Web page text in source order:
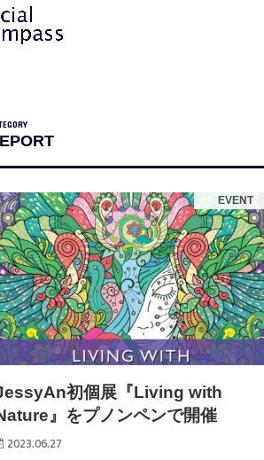
EVENT
初個展『Living with
』をプノンペンで開催
2023.06.27